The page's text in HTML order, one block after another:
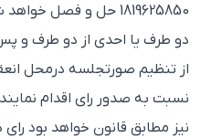
1819625850 حل و فصل
دو طرف یا احدی از دو طرف و پس
از تنظیم صورتجلسه درمحل انعقاد
نسبت به صدور رای اقدام نمایند و
نیز مطابق قانون خواهد بود رای داور